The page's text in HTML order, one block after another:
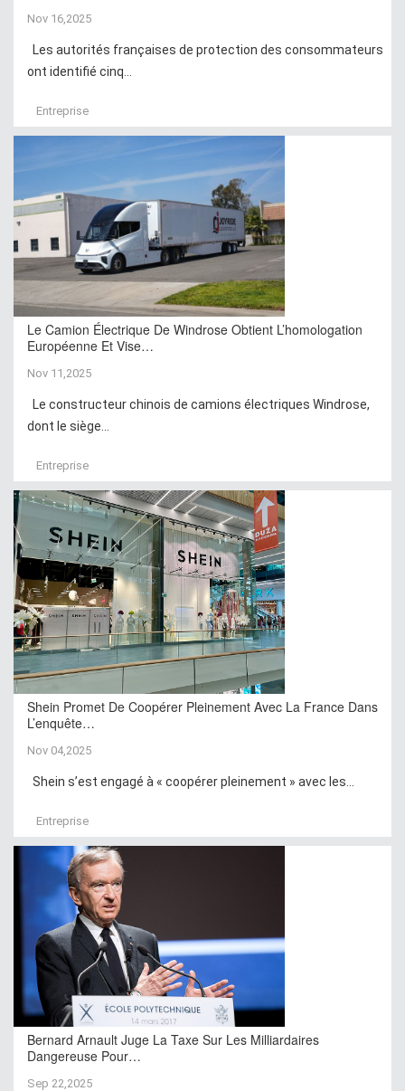
Nov 16,2025
Les autorités françaises de protection des consommateurs
ont identifié cinq...
Entreprise
Le Camion Électrique De Windrose Obtient L’homologation
Européenne Et Vise…
Nov 11,2025
Le constructeur chinois de camions électriques Windrose,
dont le siège...
Entreprise
Shein Promet De Coopérer Pleinement Avec La France Dans
L’enquête…
Nov 04,2025
Shein s’est engagé à « coopérer pleinement » avec les...
Entreprise
Bernard Arnault Juge La Taxe Sur Les Milliardaires
Dangereuse Pour…
Sep 22,2025